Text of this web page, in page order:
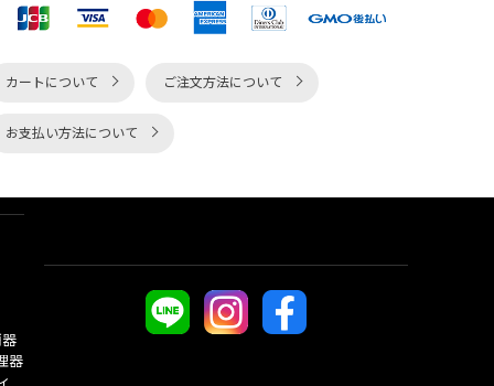
カートについて ご注文方法について
お支払い方法について
器